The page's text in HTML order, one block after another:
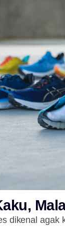
dikenal agak